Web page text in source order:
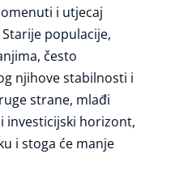
i utjecaj
populacije,
često
njihove stabilnosti i
strane, mlađi
investicijski horizont,
i stoga će manje